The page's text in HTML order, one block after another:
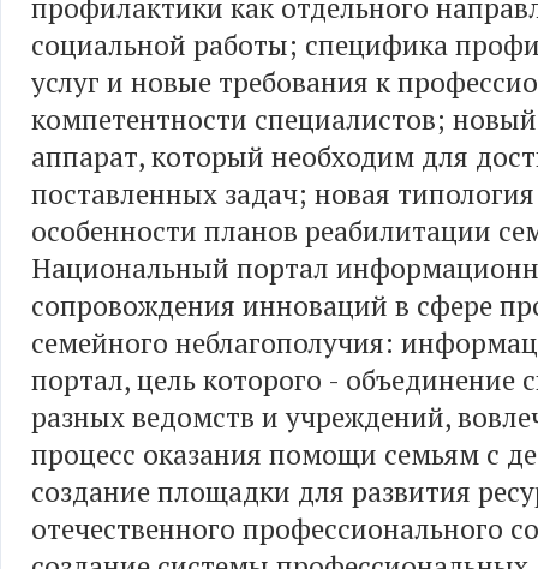
профилактики как отдельного
социальной работы; специфика
услуг и новые требования к
компетентности специалистов;
аппарат, который необходим для
поставленных задач; новая типология
особенности планов реабилитации
Национальный портал
сопровождения инноваций в сфере
семейного неблагополучия:
портал, цель которого - объединение
разных ведомств и учреждений,
процесс оказания помощи семьям с
создание площадки для развития
отечественного профессионального